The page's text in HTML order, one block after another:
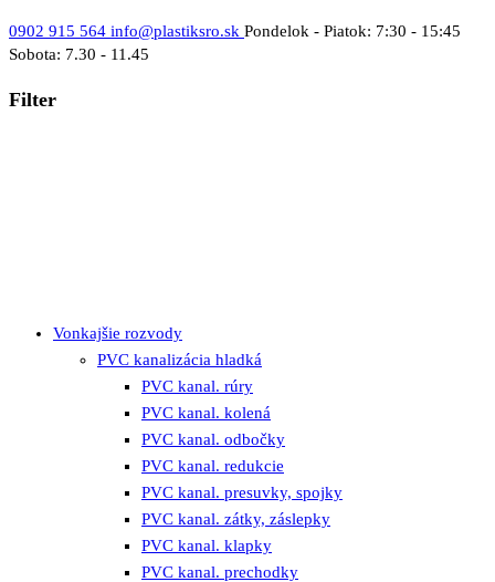
0902 915 564 info@plastiksro.sk Pondelok - Piatok: 7:30 - 15:45
Sobota: 7.30 - 11.45
Filter
Vonkajšie rozvody
PVC kanalizácia hladká
PVC kanal. rúry
PVC kanal. kolená
PVC kanal. odbočky
PVC kanal. redukcie
PVC kanal. presuvky, spojky
PVC kanal. zátky, záslepky
PVC kanal. klapky
PVC kanal. prechodky